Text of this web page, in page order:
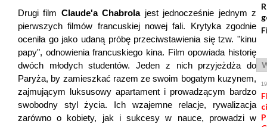
Drugi film Claude'a Chabrolajest jednocześnie jednym z
pierwszych filmów francuskiej nowej fali. Krytyka zgodnie
oceniła go jako udaną próbę przeciwstawienia się tzw. "kinu
papy", odnowienia francuskiego kina. Film opowiada historię
dwóch młodych studentów. Jeden z nich przyjeżdża do
Paryża, by zamieszkać razem ze swoim bogatym kuzynem,
zajmującym luksusowy apartament i prowadzącym bardzo
swobodny styl życia. Ich wzajemne relacje, rywalizacja
zarówno o kobiety, jak i sukcesy w nauce, prowadzi w